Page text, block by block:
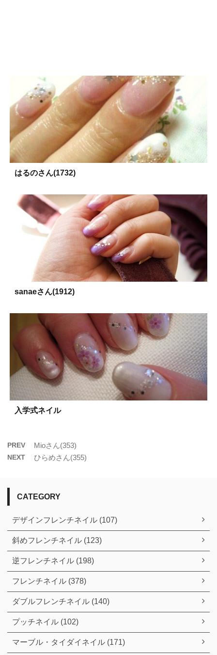
はるのさん(1732)
sanaeさん(1912)
入学式ネイル
PREV Mioさん(353)
NEXT ひらめさん(355)
CATEGORY
デザインフレンチネイル (107)
斜めフレンチネイル (123)
逆フレンチネイル (198)
フレンチネイル (378)
ダブルフレンチネイル (140)
プッチネイル (102)
マーブル・タイダイネイル (171)